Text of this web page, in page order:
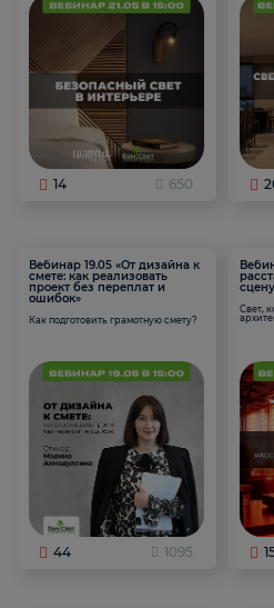
14 650
Вебинар 19.05 «От дизайна к
смете: как реализовать
проект без переплат и
ошибок»
Как подготовить грамотную смету?
44 1095
Свет,